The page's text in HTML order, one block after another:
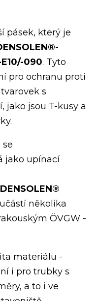
pásek­, který je
090. Tyto
pro ochranu proti
s
jako jsou T-kusy a
jako upínací
několika
ÖVGW
materiálu
i pro trubky s
a to i ve